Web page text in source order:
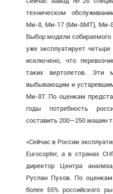
техническом
Ми-8, Ми-17 (Ми-8МТ), Ми-
Выбор модели собираемого
уже эксплуатирует
исключено, что
таких вертолетов.
выбывающим и
Ми-8Т. По оценкам
годы потребность
составить 200—250 машин
«Сейчас в России
Eurocopter, а в странах
директор Цент­ра
Руслан Пухов. По
более 55% российского